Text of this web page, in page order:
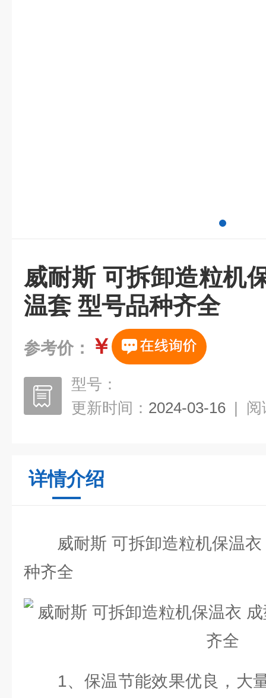
威耐斯 可拆卸造粒机
温套 型号品种齐全
参考价： ￥
型号：
更新时间： 2024-03-16 | 阅
详情介绍
威耐斯 可拆卸造粒机保温衣
种齐全
1、保温节能效果优良，大